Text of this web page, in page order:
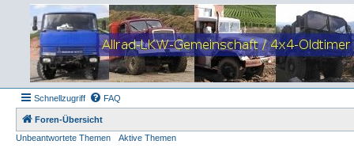
Schnellzugriff FAQ
Foren-Übersicht
Unbeantwortete Themen
Aktive Themen